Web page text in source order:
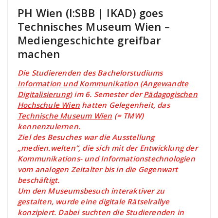
PH Wien (I:SBB | IKAD) goes
Technisches Museum Wien –
Mediengeschichte greifbar
machen
Die Studierenden des Bachelorstudiums
Information und Kommunikation (Angewandte
Digitalisierung)im 6. Semester derPädagogischen
Hochschule Wien hatten Gelegenheit, das
Technische Museum Wien (= TMW)
kennenzulernen.
Ziel des Besuches war die Ausstellung
„medien.welten“, die sich mit der Entwicklung der
Kommunikations- und Informationstechnologien
vom analogen Zeitalter bis in die Gegenwart
beschäftigt.
Um den Museumsbesuch interaktiver zu
gestalten, wurde eine digitale Rätselrallye
konzipiert. Dabei suchten die Studierenden in